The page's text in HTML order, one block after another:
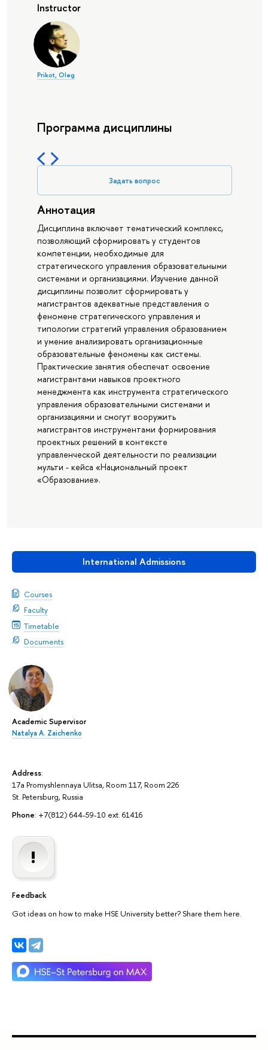
International Admissions
Courses
Faculty
Timetable
Documents
Academic Supervisor
Natalya A. Zaichenko
Address:
17a Promyshlennaya Ulitsa, Room 117, Room 226
St. Petersburg, Russia
Phone: +7(812) 644-59-10 ext. 61416
Feedback
Got ideas on how to make HSE University better? Share them here.
Instructor
Prikot, Oleg
Программа дисциплины
Задать вопрос
Аннотация
Дисциплина включает тематический комплекс,
позволяющий сформировать у студентов
компетенции, необходимые для
стратегического управления образовательными
системами и организациями. Изучение данной
дисциплины позволит сформировать у
магистрантов адекватные представления о
феномене стратегического управления и
типологии стратегий управления образованием
и умение анализировать организационные
образовательные феномены как системы.
Практические занятия обеспечат освоение
магистрантами навыков проектного
менеджмента как инструмента стратегического
управления образовательными системами и
организациями и смогут вооружить
магистрантов инструментами формирования
проектных решений в контексте
управленческой деятельности по реализации
мульти - кейса «Национальный проект
«Образование».